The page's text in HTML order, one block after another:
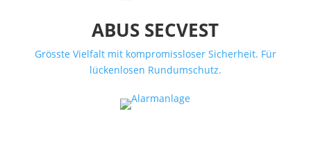
ABUS SECVEST
Grösste Vielfalt mit kompromissloser Sicherheit. Für
lückenlosen Rundumschutz.